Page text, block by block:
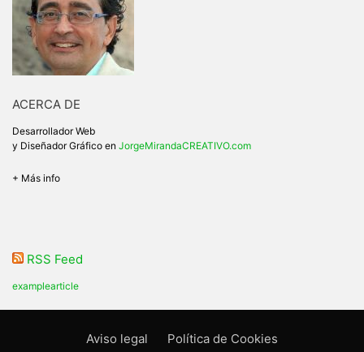
ACERCA DE
Desarrollador Web
y Diseñador Gráfico en JorgeMirandaCREATIVO.com
+ Más info
RSS Feed
examplearticle
Aviso legal Política de Cookies